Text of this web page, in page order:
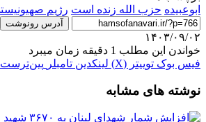
ابوعبیده حزب الله زنده است رژیم
آدرس رونوشت
۱۴۰۳/۰۹/۰۲
خواندن این مطلب 1 دقیقه زمان میبرد
فیس بوک توییتر (X) لینکدین ‫تامبلر ‫پین‌ترست
نوشته های مشابه